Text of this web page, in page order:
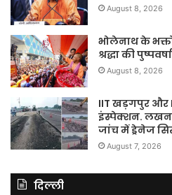
August 8, 2026
भोलेनाथ के
श्रद्धा की पुष्पवर्षा
August 8, 2026
IIT खड़गपुर और
इंस्पेक्शन.
जांच में ड्रेनेज
August 7, 2026
दिल्ली